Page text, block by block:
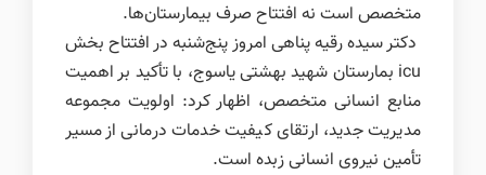
متخصص است نه افتتاح صرف بیمارستان‌ها.
دکتر سیده رقیه پناهی امروز پنج‌شنبه در افتتاح بخش
icu بمارستان شهید بهشتی یاسوج، با تأکید بر اهمیت
منابع انسانی متخصص، اظهار کرد: اولویت مجموعه
مدیریت جدید، ارتقای کیفیت خدمات درمانی از مسیر
تأمین نیروی انسانی زبده است.